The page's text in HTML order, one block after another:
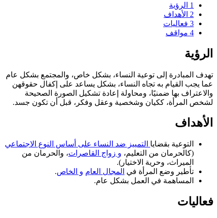
1 الرؤية
2 الأهداف
3 فعاليات
4 مواقف
الرؤية
تهدف المبادرة إلى توعية النساء، بشكل خاص، والمجتمع بشكل عام
عما يجب القيام به تجاه النساء، بشكل يساعد على إكفال حقوقهن
والاعتراف بها ضمنيًا، ومحاولة إعادة تشكيل الصورة الصحيحة
لشخص المرأة، ككيان وشخصية وعقل وفكر، قبل أن تكون جسد.
الأهداف
التوعية بقضايا التمييز ضد النساء على أساس النوع الاجتماعي
(كالحرمان من التعليم، و زواج القاصرات، والحرمان من
الميراث، وحرية الاختيار).
تأطير وضع المرأة في المجال العام و الخاص.
المساهمة في العمل بشكل عام.
فعاليات